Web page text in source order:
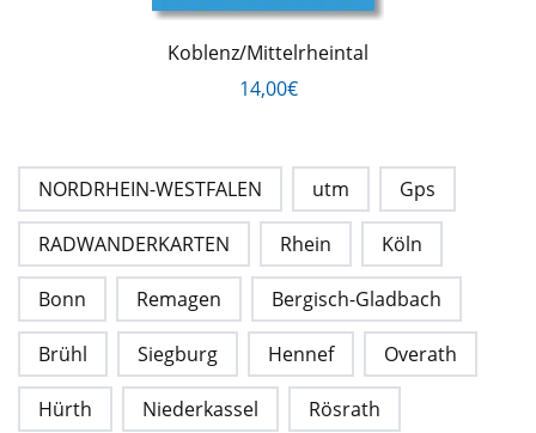
Koblenz/Mittelrheintal
14,00€
NORDRHEIN-WESTFALEN utm Gps
RADWANDERKARTEN Rhein Köln
Bonn Remagen Bergisch-Gladbach
Brühl Siegburg Hennef Overath
Hürth Niederkassel Rösrath